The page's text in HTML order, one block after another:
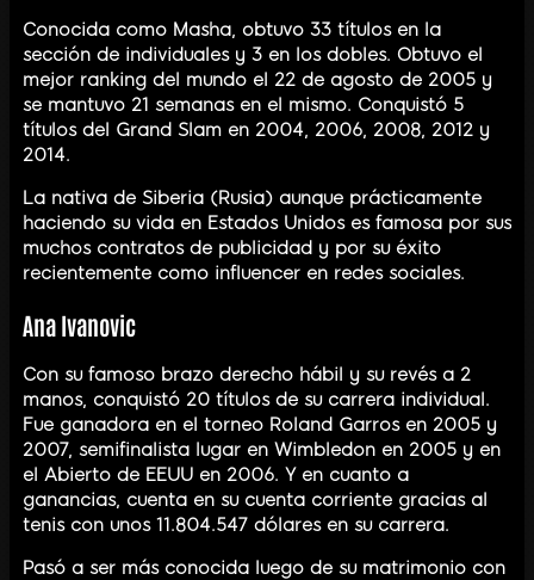
Conocida como Masha, obtuvo 33 títulos en la
sección de individuales y 3 en los dobles. Obtuvo el
mejor ranking del mundo el 22 de agosto de 2005 y
se mantuvo 21 semanas en el mismo. Conquistó 5
títulos del Grand Slam en 2004, 2006, 2008, 2012 y
2014.
La nativa de Siberia (Rusia) aunque prácticamente
haciendo su vida en Estados Unidos es famosa por sus
muchos contratos de publicidad y por su éxito
recientemente como influencer en redes sociales.
Ana Ivanovic
Con su famoso brazo derecho hábil y su revés a 2
manos, conquistó 20 títulos de su carrera individual.
Fue ganadora en el torneo Roland Garros en 2005 y
2007, semifinalista lugar en Wimbledon en 2005 y en
el Abierto de EEUU en 2006. Y en cuanto a
ganancias, cuenta en su cuenta corriente gracias al
tenis con unos 11.804.547 dólares en su carrera.
Pasó a ser más conocida luego de su matrimonio con